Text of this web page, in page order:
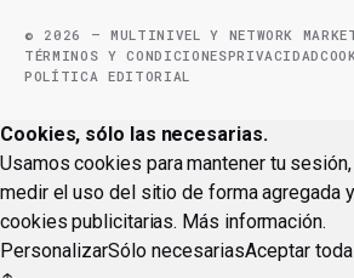
© 2026 — MULTINIVEL Y NETWORK
TÉRMINOS Y CONDICIONESPRIVACIDAD
POLÍTICA EDITORIAL
Cookies, sólo las necesarias.
Usamos cookies para mantener tu
medir el uso del sitio de forma agregada
cookies publicitarias. Más información.
PersonalizarSólo necesariasAceptar